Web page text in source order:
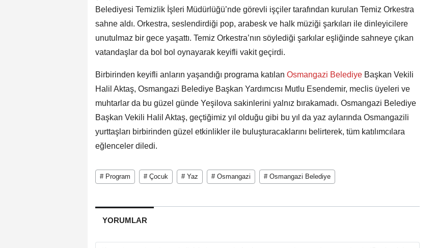
Belediyesi Temizlik İşleri Müdürlüğü’nde görevli işçiler tarafından kurulan Temiz Orkestra
sahne aldı. Orkestra, seslendirdiği pop, arabesk ve halk müziği şarkıları ile dinleyicilere
unutulmaz bir gece yaşattı. Temiz Orkestra’nın söylediği şarkılar eşliğinde sahneye çıkan
vatandaşlar da bol bol oynayarak keyifli vakit geçirdi.
Birbirinden keyifli anların yaşandığı programa katılan Osmangazi Belediye Başkan Vekili
Halil Aktaş, Osmangazi Belediye Başkan Yardımcısı Mutlu Esendemir, meclis üyeleri ve
muhtarlar da bu güzel günde Yeşilova sakinlerini yalnız bırakamadı. Osmangazi Belediye
Başkan Vekili Halil Aktaş, geçtiğimiz yıl olduğu gibi bu yıl da yaz aylarında Osmangazili
yurttaşları birbirinden güzel etkinlikler ile buluşturacaklarını belirterek, tüm katılımcılara
eğlenceler diledi.
# Program # Çocuk # Yaz # Osmangazi # Osmangazi Belediye
YORUMLAR